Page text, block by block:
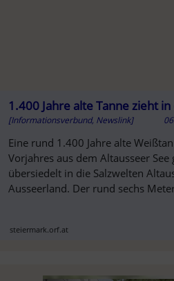
1.400 Jahre alte Tanne zieht
[Informationsverbund, Newslink]
Eine rund 1.400 Jahre alte
Vorjahres aus dem Altausseer
übersiedelt in die Salzwelten
Ausseerland. Der rund sechs
steiermark.orf.at